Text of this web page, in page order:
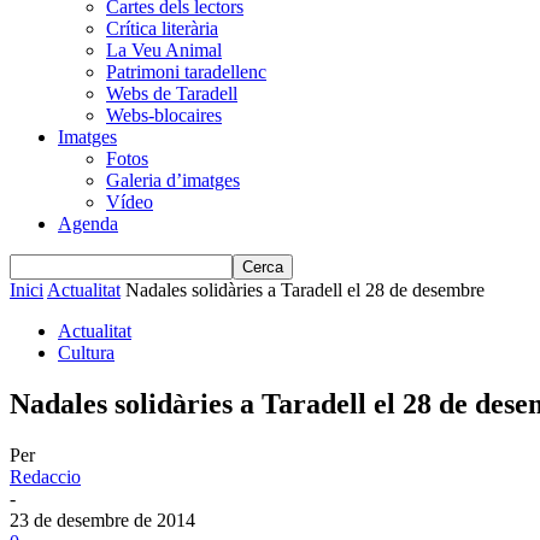
Cartes dels lectors
Crítica literària
La Veu Animal
Patrimoni taradellenc
Webs de Taradell
Webs-blocaires
Imatges
Fotos
Galeria d’imatges
Vídeo
Agenda
Inici Actualitat Nadales solidàries a Taradell el 28 de desembre
Actualitat
Cultura
Nadales solidàries a Taradell el 28 de
Per
Redaccio
-
23 de desembre de 2014